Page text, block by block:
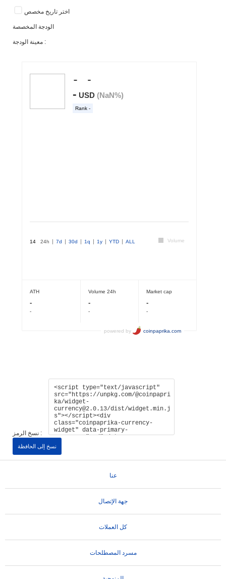
اختر تاريخ مخصص
الودجة المخصصة
معينة الودجة :
نسخ الرمز :
نسخ إلى الحافظة
عنا
جهة الإتصال
كل العملات
مسرد المصطلحات